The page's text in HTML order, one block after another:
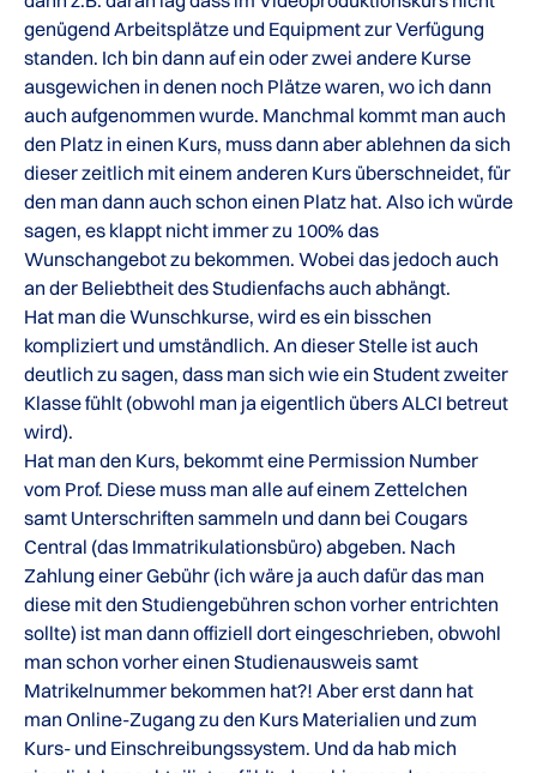
genügend Arbeitsplätze und Equipment zur Verfügung
standen. Ich bin dann auf ein oder zwei andere Kurse
ausgewichen in denen noch Plätze waren, wo ich dann
auch aufgenommen wurde. Manchmal kommt man auch
den Platz in einen Kurs, muss dann aber ablehnen da sich
dieser zeitlich mit einem anderen Kurs überschneidet, für
den man dann auch schon einen Platz hat. Also ich würde
sagen, es klappt nicht immer zu 100% das
Wunschangebot zu bekommen. Wobei das jedoch auch
an der Beliebtheit des Studienfachs auch abhängt.
Hat man die Wunschkurse, wird es ein bisschen
kompliziert und umständlich. An dieser Stelle ist auch
deutlich zu sagen, dass man sich wie ein Student zweiter
Klasse fühlt (obwohl man ja eigentlich übers ALCI betreut
wird).
Hat man den Kurs, bekommt eine Permission Number
vom Prof. Diese muss man alle auf einem Zettelchen
samt Unterschriften sammeln und dann bei Cougars
Central (das Immatrikulationsbüro) abgeben. Nach
Zahlung einer Gebühr (ich wäre ja auch dafür das man
diese mit den Studiengebühren schon vorher entrichten
sollte) ist man dann offiziell dort eingeschrieben, obwohl
man schon vorher einen Studienausweis samt
Matrikelnummer bekommen hat?! Aber erst dann hat
man Online-Zugang zu den Kurs Materialien und zum
Kurs- und Einschreibungssystem. Und da hab mich